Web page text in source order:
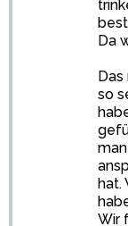
Da
so
hat.
Wir